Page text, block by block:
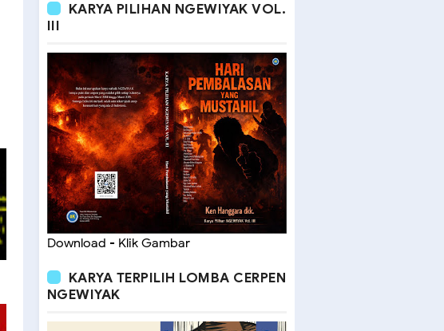
KARYA PILIHAN NGEWIYAK VOL.
III
Download - Klik Gambar
KARYA TERPILIH LOMBA CERPEN
NGEWIYAK